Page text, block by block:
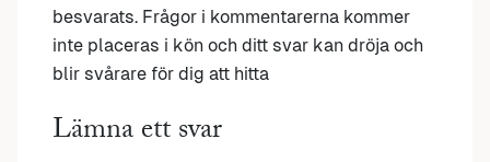
besvarats. Frågor i kommentarerna kommer
inte placeras i kön och ditt svar kan dröja och
blir svårare för dig att hitta
Lämna ett svar